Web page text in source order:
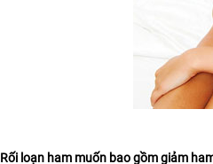
Rối loạn ham muốn bao gồm giảm